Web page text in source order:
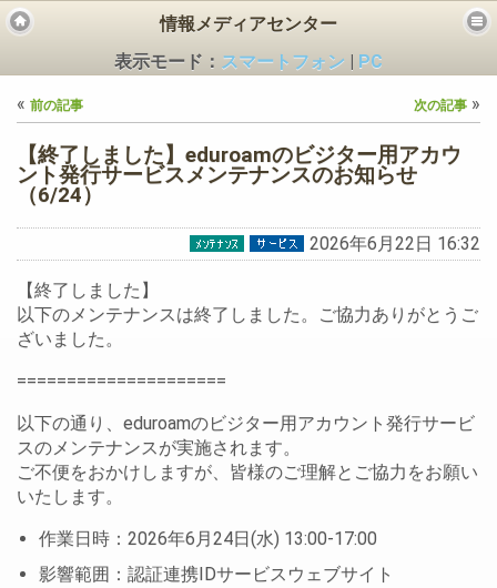
ス
情報メディアセンター
表示モード： スマートフォン
PC
« 前の記事 次の記事 »
【終了しました】eduroamのビジター用アカウ
ント発行サービスメンテナンスのお知らせ
（6/24）
2026年6月22日 16:32
【終了しました】
以下のメンテナンスは終了しました。ご協力ありがとうご
ざいました。
=====================
以下の通り、eduroamのビジター用アカウント発行サービ
スのメンテナンスが実施されます。
ご不便をおかけしますが、皆様のご理解とご協力をお願い
いたします。
作業日時：2026年6月24日(水) 13:00-17:00
影響範囲：認証連携IDサービスウェブサイト